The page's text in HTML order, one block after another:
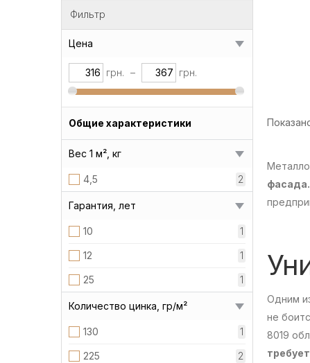
Фильтр
Цена
грн. – грн.
Общие характеристики
Вес 1 м², кг
4,5 2
Гарантия, лет
10 1
12 1
25 1
Количество цинка, гр/м²
130 1
225 2
фасада.
Одним
не
8019